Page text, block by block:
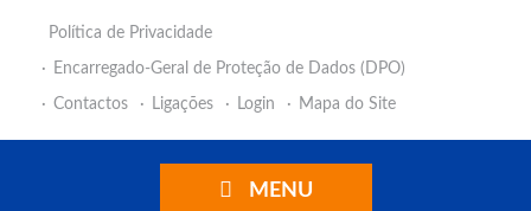
Política de Privacidade
Encarregado-Geral de Proteção de Dados (DPO)
Contactos
Ligações Login Mapa do Site
MENU